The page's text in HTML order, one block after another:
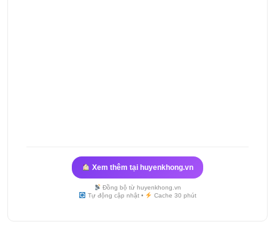
Xem thêm tại huyenkhong.vn
Đồng bộ từ huyenkhong.vn
Tự động cập nhật •
Cache 30 phút